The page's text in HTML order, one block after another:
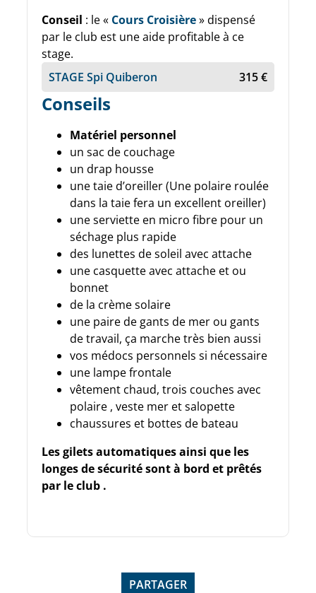
Conseil : le « Cours Croisière» dispensé
par le club est une aide profitable à ce
stage.
STAGE Spi Quiberon
315 €
Conseils
Matériel personnel
un sac de couchage
un drap housse
une taie d’oreiller (Une polaire roulée
dans la taie fera un excellent oreiller)
une serviette en micro fibre pour un
séchage plus rapide
des lunettes de soleil avec attache
une casquette avec attache et ou
bonnet
de la crème solaire
une paire de gants de mer ou gants
de travail, ça marche très bien aussi
vos médocs personnels si nécessaire
une lampe frontale
vêtement chaud, trois couches avec
polaire , veste mer et salopette
chaussures et bottes de bateau
Les gilets automatiquesainsi que les
longes de sécuritésont à bord et prêtés
par le club .
PARTAGER